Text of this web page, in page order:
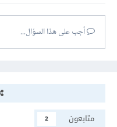
أجب على هذا السؤال...
متابعون
2